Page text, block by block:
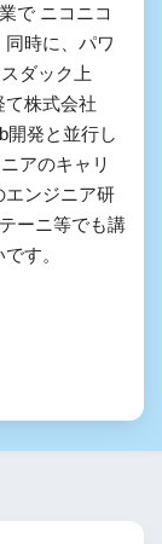
で ニコニコ
時に、パワ
ダック上
株式会社
開発と並行し
アのキャリ
エンジニア研
ーニ等でも講
す。